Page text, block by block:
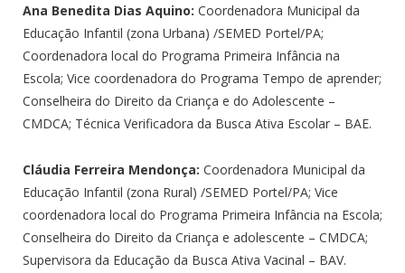
Ana Benedita Dias Aquino: Coordenadora Municipal da
Educação Infantil (zona Urbana) /SEMED Portel/PA;
Coordenadora local do Programa Primeira Infância na
Escola; Vice coordenadora do Programa Tempo de aprender;
Conselheira do Direito da Criança e do Adolescente –
CMDCA; Técnica Verificadora da Busca Ativa Escolar – BAE.
Cláudia Ferreira Mendonça: Coordenadora Municipal da
Educação Infantil (zona Rural) /SEMED Portel/PA; Vice
coordenadora local do Programa Primeira Infância na Escola;
Conselheira do Direito da Criança e adolescente – CMDCA;
Supervisora da Educação da Busca Ativa Vacinal – BAV.